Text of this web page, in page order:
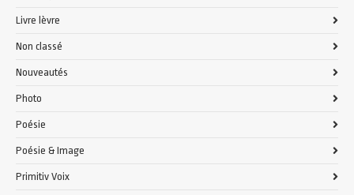
Livre lèvre
Non classé
Nouveautés
Photo
Poésie
Poésie & Image
Primitiv Voix